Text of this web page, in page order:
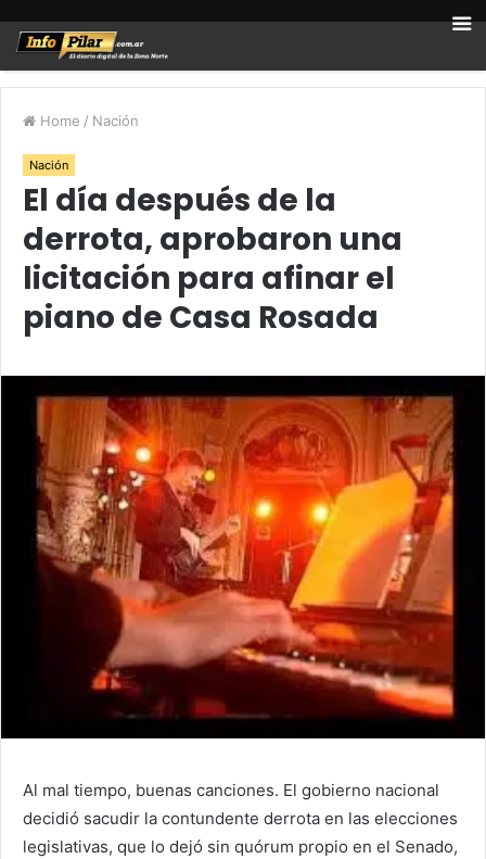
Home / Nación
Nación
El día después de la
derrota, aprobaron una
licitación para afinar el
piano de Casa Rosada
Al mal tiempo, buenas canciones. El gobierno nacional
decidió sacudir la contundente derrota en las elecciones
legislativas, que lo dejó sin quórum propio en el Senado,